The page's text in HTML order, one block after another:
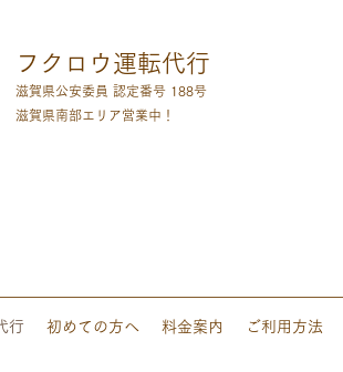
フクロウ運転代行
滋賀県公安委員 認定番号 188号
​滋賀県南部エリア営業中！
行 初めての方へ 料金案内 ご利用方法